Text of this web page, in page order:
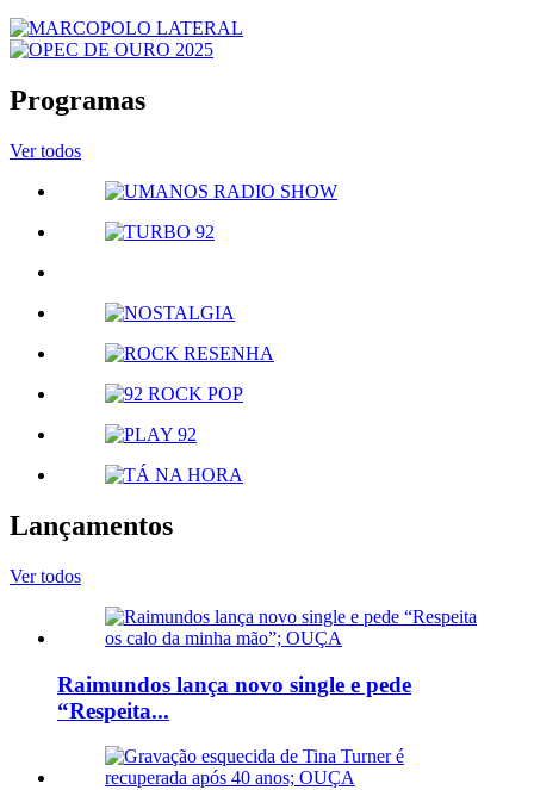
Programas
Ver todos
Lançamentos
Ver todos
Raimundos lança novo single e pede
“Respeita...